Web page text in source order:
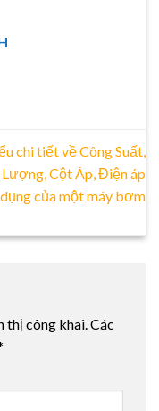
chi tiết về Công Suất,
Cột Áp, Điện áp
của một máy bơm
thị công khai. Các